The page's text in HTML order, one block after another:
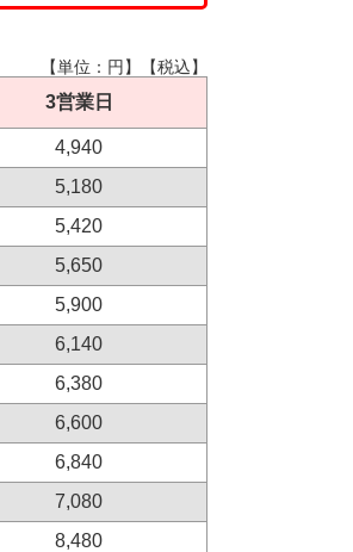
【単位：円】【税込】
3営業日
4,940
5,180
5,420
5,650
5,900
6,140
6,380
6,600
6,840
7,080
8,480